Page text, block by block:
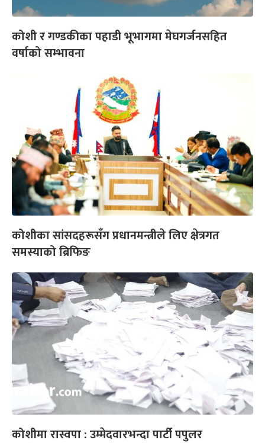
कोशी र गण्डकीका पहाडी भूभागमा मेघगर्जनसहित
वर्षाको सम्भावना
कोशीका सांसदहरूसँग प्रधानमन्त्रीले लिए क्षेत्रगत
समस्याको ब्रिफिङ
कोशीमा रास्वपा : उम्मेदवारभन्दा पार्टी पपुलर